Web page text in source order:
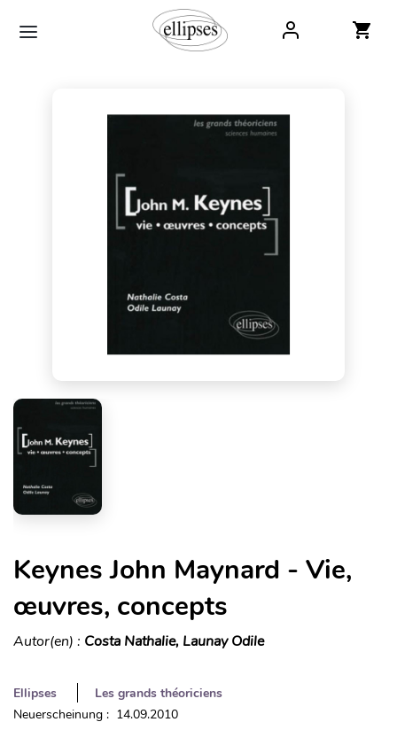
Keynes John Maynard - Vie,
œuvres, concepts
Autor(en) : Costa Nathalie, Launay Odile
Ellipses
Les grands théoriciens
Neuerscheinung : 14.09.2010